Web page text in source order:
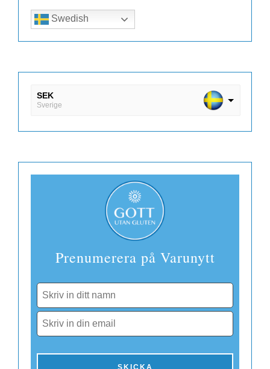
Swedish
SEK
Sverige
EUR
Prenumerera på Varunytt